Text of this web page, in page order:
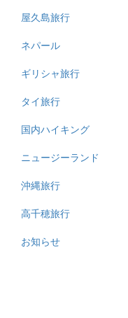
屋久島旅行
ネパール
ギリシャ旅行
タイ旅行
国内ハイキング
ニュージーランド
沖縄旅行
高千穂旅行
お知らせ